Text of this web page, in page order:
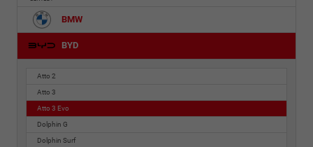
BMW
BYD
Atto 2
Atto 3
Atto 3 Evo
Dolphin G
Dolphin Surf